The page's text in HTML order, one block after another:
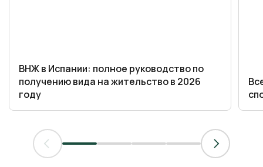
ВНЖ в Испании: полное руководство по
получению вида на жительство в 2026
году